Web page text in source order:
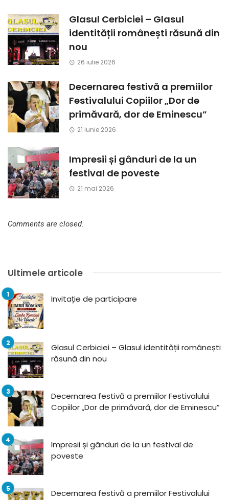
Glasul Cerbiciei – Glasul
identității românești răsună din
nou
26 iulie 2026
Decernarea festivă a premiilor
Festivalului Copiilor „Dor de
primăvară, dor de Eminescu”
21 iunie 2026
Impresii și gânduri de la un
festival de poveste
21 mai 2026
Comments are closed.
Ultimele articole
Invitație de participare
Glasul Cerbiciei – Glasul identității românești
răsună din nou
Decernarea festivă a premiilor Festivalului
Copiilor „Dor de primăvară, dor de Eminescu”
Impresii și gânduri de la un festival de
poveste
Decernarea festivă a premiilor Festivalului